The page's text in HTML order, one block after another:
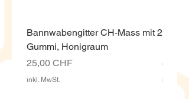
Bannwabengitter CH-Mass mit 2
Gummi, Honigraum
Preis
25,00 CHF
inkl. MwSt.
Preis
4,00
inkl.